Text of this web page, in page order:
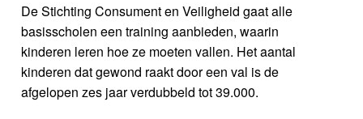
De Stichting Consument en Veiligheid gaat alle
basisscholen een training aanbieden, waarin
kinderen leren hoe ze moeten vallen. Het aantal
kinderen dat gewond raakt door een val is de
afgelopen zes jaar verdubbeld tot 39.000.